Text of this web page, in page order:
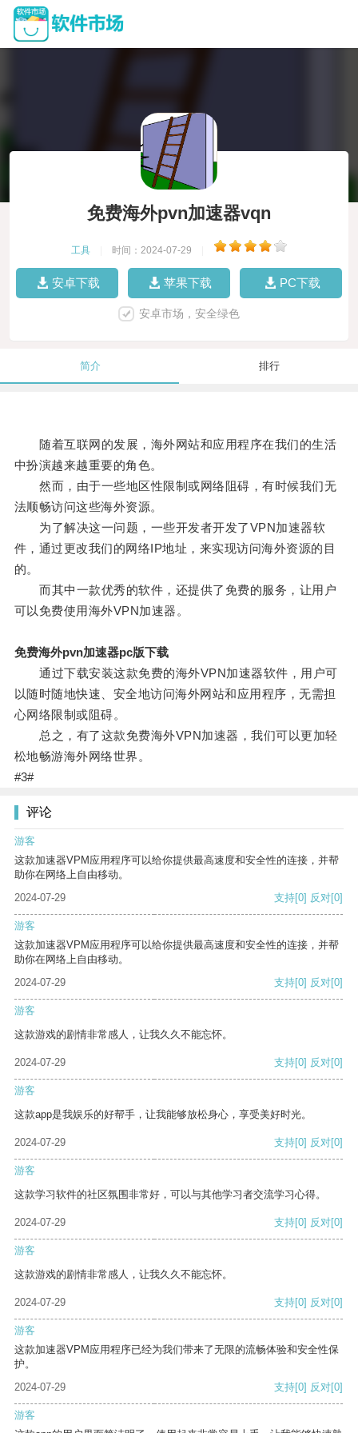
免费海外pvn加速器vqn
工具 时间：2024-07-29
安卓下载 苹果下载 PC下载
安卓市场，安全绿色
简介 排行
随着互联网的发展，海外网站和应用程序在我们的生活
中扮演越来越重要的角色。
然而，由于一些地区性限制或网络阻碍，有时候我们无
法顺畅访问这些海外资源。
为了解决这一问题，一些开发者开发了VPN加速器软
件，通过更改我们的网络IP地址，来实现访问海外资源的目
的。
而其中一款优秀的软件，还提供了免费的服务，让用户
可以免费使用海外VPN加速器。
免费海外pvn加速器pc版下载
通过下载安装这款免费的海外VPN加速器软件，用户可
以随时随地快速、安全地访问海外网站和应用程序，无需担
心网络限制或阻碍。
总之，有了这款免费海外VPN加速器，我们可以更加轻
松地畅游海外网络世界。
#3#
评论
游客
这款加速器VPM应用程序可以给你提供最高速度和安全性的连接，并帮
助你在网络上自由移动。
2024-07-29
支持[0] 反对[0]
游客
这款加速器VPM应用程序可以给你提供最高速度和安全性的连接，并帮
助你在网络上自由移动。
2024-07-29
支持[0] 反对[0]
游客
这款游戏的剧情非常感人，让我久久不能忘怀。
2024-07-29 支持[0] 反对[0]
游客
这款app是我娱乐的好帮手，让我能够放松身心，享受美好时光。
2024-07-29 支持[0] 反对[0]
游客
这款学习软件的社区氛围非常好，可以与其他学习者交流学习心得。
2024-07-29 支持[0] 反对[0]
游客
这款游戏的剧情非常感人，让我久久不能忘怀。
2024-07-29 支持[0] 反对[0]
游客
这款加速器VPM应用程序已经为我们带来了无限的流畅体验和安全性保
护。
2024-07-29
支持[0] 反对[0]
游客